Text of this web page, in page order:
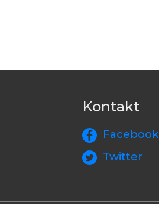
Kontakt
Facebook
Twitter